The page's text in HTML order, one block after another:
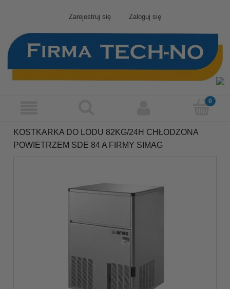
Zarejestruj się Zaloguj się
KOSTKARKA DO LODU 82KG/24H CHŁODZONA
POWIETRZEM SDE 84 A FIRMY SIMAG